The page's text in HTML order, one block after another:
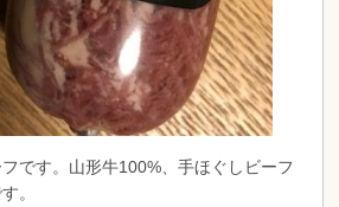
です。山形牛100%、手ほぐしビーフ
。